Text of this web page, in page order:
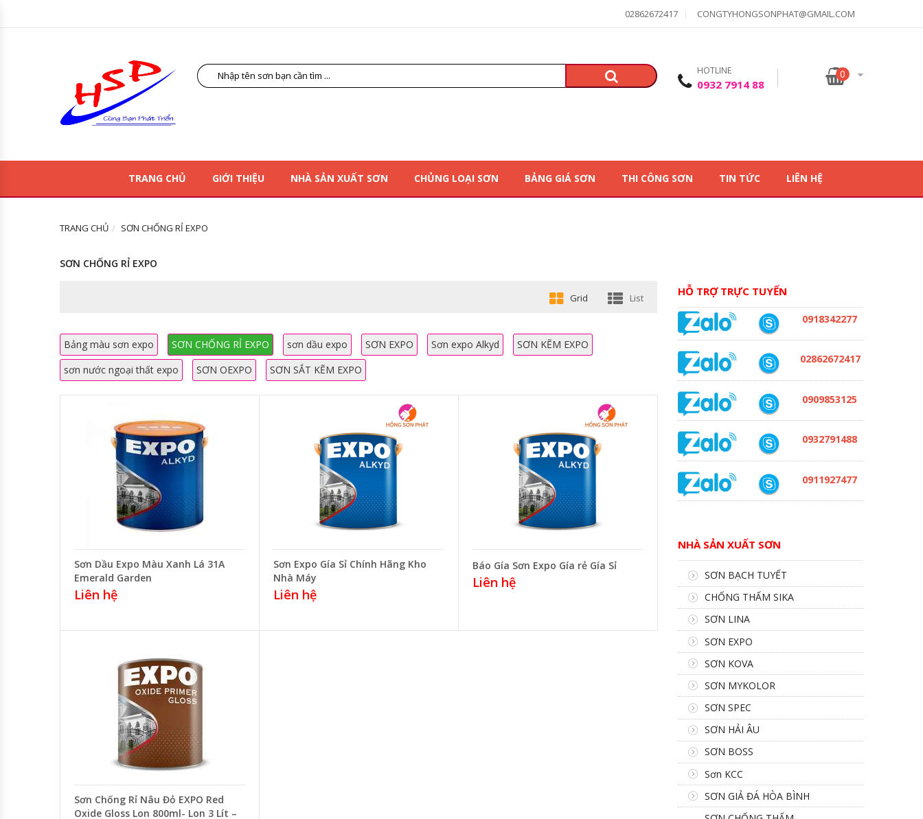
02862672417 CONGTYHONGSONPHAT@GMAIL.COM
HOTLINE
0932 7914 88
0
TRANG CHỦ GIỚI THIỆU NHÀ SẢN XUẤT SƠN CHỦNG LOẠI SƠN BẢNG GIÁ SƠN THI CÔNG SƠN TIN TỨC LIÊN HỆ
TRANG CHỦ SƠN CHỐNG RỈ EXPO
SƠN CHỐNG RỈ EXPO
Grid List
Bảng màu sơn expo SƠN CHỐNG RỈ EXPO sơn dầu expo SƠN EXPO Sơn expo Alkyd
SƠN KẼM EXPO
sơn nước ngoại thất expo
SƠN OEXPO SƠN SẮT KẼM EXPO
Sơn Dầu Expo Màu Xanh Lá 31A
Emerald Garden
Liên hệ
Sơn Expo Gía Sỉ Chính Hãng Kho
Nhà Máy
Liên hệ
Báo Gía Sơn Expo Gía rẻ Gía Sỉ
Liên hệ
Sơn Chống Rỉ Nâu Đỏ EXPO Red
Oxide Gloss Lon 800ml- Lon 3 Lít –
HỖ TRỢ TRỰC TUYẾN
0918342277
02862672417
0909853125
0932791488
0911927477
NHÀ SẢN XUẤT SƠN
SƠN BẠCH TUYẾT
CHỐNG THẤM SIKA
SƠN LINA
SƠN EXPO
SƠN KOVA
SƠN MYKOLOR
SƠN SPEC
SƠN HẢI ÂU
SƠN BOSS
Sơn KCC
SƠN GIẢ ĐÁ HÒA BÌNH